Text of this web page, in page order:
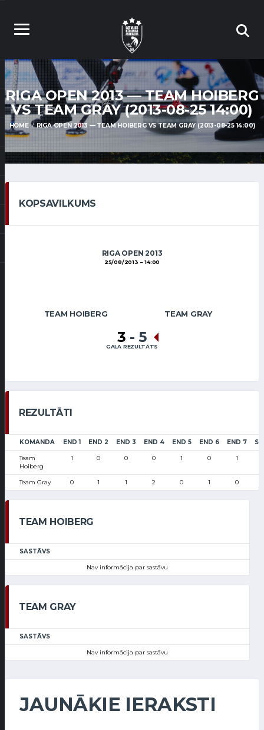
RIGA OPEN 2013 — TEAM HOIBERG
VS TEAM GRAY (2013-08-25 14:00)
HOME RIGA OPEN 2013 — TEAM HOIBERG VS TEAM GRAY (2013-08-25 14:00)
KOPSAVILKUMS
RIGA OPEN 2013
25/08/2013 14:00
TEAM HOIBERG TEAM GRAY
3 - 5
GALA REZULTĀTS
REZULTĀTI
KOMANDA END 1 END 2 END 3 END 4 END 5 END 6 END 7
Team
Hoiberg
1 0 0 0 1 0 1
Team Gray 0 1 1 2 0 1 0
TEAM HOIBERG
SASTĀVS
Nav informācija par sastāvu
TEAM GRAY
SASTĀVS
Nav informācija par sastāvu
JAUNĀKIE IERAKSTI